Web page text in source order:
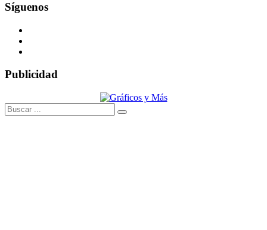
Síguenos
Publicidad